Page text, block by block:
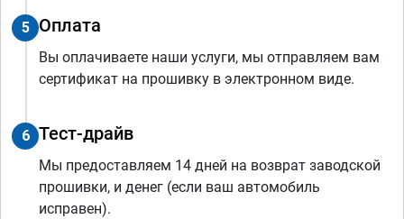
5 Оплата
Вы оплачиваете наши услуги, мы отправляем вам
сертификат на прошивку в электронном виде.
6 Тест-драйв
Мы предоставляем 14 дней на возврат заводской
прошивки, и денег (если ваш автомобиль
исправен).